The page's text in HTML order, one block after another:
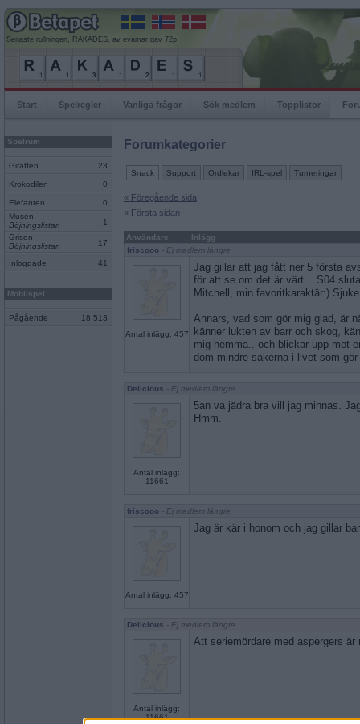
Senaste rullningen, RAKADES, av evamar gav 72p
Start Spelregler Vanliga frågor Sök medlem Topplistor
Spelrum
Giraffen 23
Krokodilen 0
Elefanten
0
Musen
Böjningslistan
1
Grisen
Böjningslistan
17
Inloggade 41
Mobilspel
Pågående 18 513
Forumkategorier
Snack Support Ordlekar IRL-spel Turneringar
« Föregående sida
« Första sidan
Användare
Inlägg
friscooo - Ej medlem längre
Antal inlägg: 457
Jag gillar att jag fått ner 5 första
för att se om det är värt... S04
Mitchell, min favoritkaraktär:)
Annars, vad som gör mig glad, är
känner lukten av barr och skog,
mig hemma.. och blickar upp mot
dom mindre sakerna i livet som
Delicious - Ej medlem längre
Antal inlägg:
11661
5an va jädra bra vill jag minnas.
Hmm.
friscooo - Ej medlem längre
Antal inlägg: 457
Jag är kär i honom och jag gillar
Delicious - Ej medlem längre
Antal inlägg:
11661
Att seriemördare med aspergers är